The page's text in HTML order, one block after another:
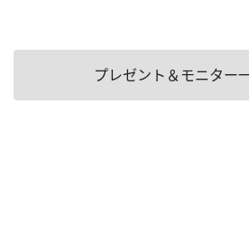
プレゼント＆モニター